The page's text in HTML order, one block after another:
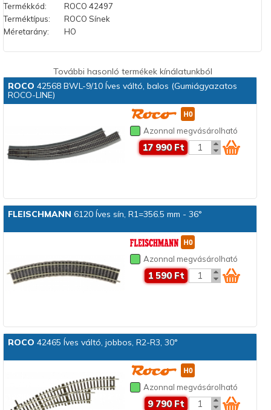
Termékkód:
ROCO 42497
Terméktípus:
ROCO Sínek
Méretarány:
HO
További hasonló termékek kínálatunkból
ROCO 42568 BWL-9/10 Íves váltó, balos (Gumiágyazatos
ROCO-LINE)
Azonnal megvásárolható
17 990 Ft
FLEISCHMANN 6120 Íves sín, R1=356.5 mm - 36°
Azonnal megvásárolható
1 590 Ft
ROCO 42465 Íves váltó, jobbos, R2-R3, 30°
Azonnal megvásárolható
9 790 Ft